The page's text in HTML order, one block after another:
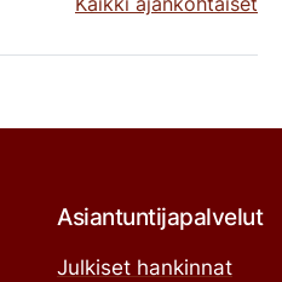
Asiantuntijapalvelut
Julkiset hankinnat